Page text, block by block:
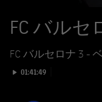
FC バル
FC バルセロナ 3 -
Play video
01:41:49